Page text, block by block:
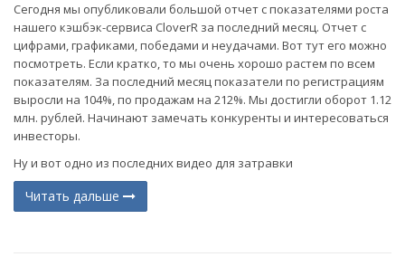
Сегодня мы опубликовали большой отчет с показателями роста
нашего кэшбэк-сервиса CloverR за последний месяц. Отчет с
цифрами, графиками, победами и неудачами. Вот тут его можно
посмотреть. Если кратко, то мы очень хорошо растем по всем
показателям. За последний месяц показатели по регистрациям
выросли на 104%, по продажам на 212%. Мы достигли оборот 1.12
млн. рублей. Начинают замечать конкуренты и интересоваться
инвесторы.
Ну и вот одно из последних видео для затравки
Читать дальше